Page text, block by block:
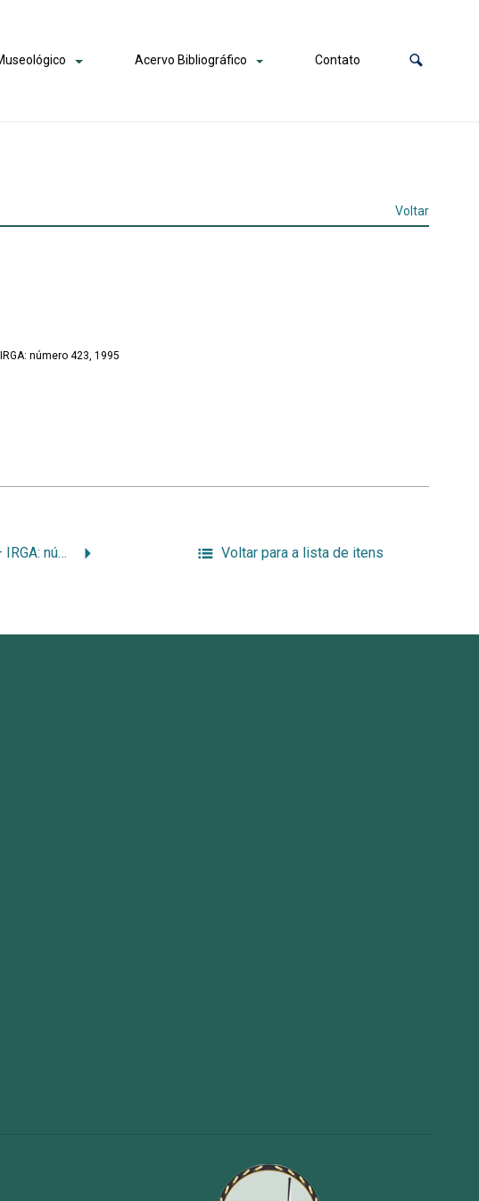
Acervo Bibliográfico Contato
Voltar
número 423, 1995
Lavoura Arrozeira – IRGA: número 424, 1995 Voltar para a lista de itens